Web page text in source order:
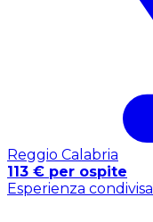
Reggio Calabria
113 € per ospite
Esperienza condivisa